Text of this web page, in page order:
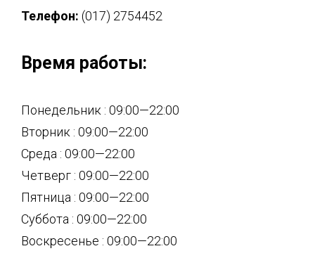
Телефон: (017) 2754452
Время работы:
Понедельник : 09:00—22:00
Вторник : 09:00—22:00
Среда : 09:00—22:00
Четверг : 09:00—22:00
Пятница : 09:00—22:00
Суббота : 09:00—22:00
Воскресенье : 09:00—22:00